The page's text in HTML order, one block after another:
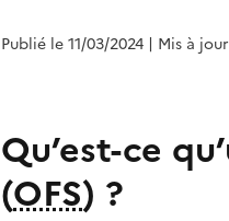
Publié le 11/03/2024 | Mis à
Qu’est-ce
(OFS) ?